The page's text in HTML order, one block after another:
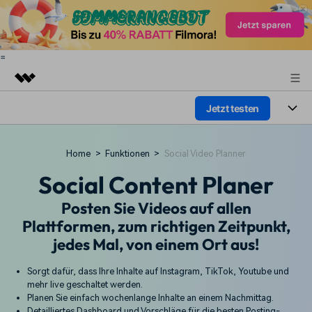
=
Dienstprogramme
Lösungen
Über uns
Presseraum
Support
Jetzt testen
Plattformen
Funktionen
Assets
Video/Foto
Text
Lösungen
Soziale Medien
Marketing & Business
Lifestyle & Spaß
Ressourcen
Video-Prompts Meisterkurs
Hilfe-Center
Home > Funktionen > Social Video Planner
Social Content Planer
Posten Sie Videos auf allen
Plattformen, zum richtigen Zeitpunkt,
jedes Mal, von einem Ort aus!
Sorgt dafür, dass Ihre Inhalte auf Instagram, TikTok, Youtube und
mehr live geschaltet werden.
Planen Sie einfach wochenlange Inhalte an einem Nachmittag.